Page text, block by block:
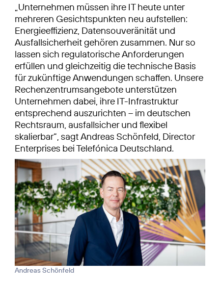
„Unternehmen müssen ihre IT heute unter
mehreren Gesichtspunkten neu aufstellen:
Energieeffizienz, Datensouveränität und
Ausfallsicherheit gehören zusammen. Nur so
lassen sich regulatorische Anforderungen
erfüllen und gleichzeitig die technische Basis
für zukünftige Anwendungen schaffen. Unsere
Rechenzentrumsangebote unterstützen
Unternehmen dabei, ihre IT-Infrastruktur
entsprechend auszurichten – im deutschen
Rechtsraum, ausfallsicher und flexibel
skalierbar“, sagt Andreas Schönfeld, Director
Enterprises bei Telefónica Deutschland.
Andreas Schönfeld